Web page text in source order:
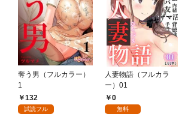
奪う男（フルカラー）
1
132
試読フル
人妻物語（フルカラ
ー）01
0
無料